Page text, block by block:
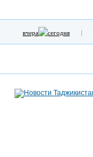
вчера сегодня